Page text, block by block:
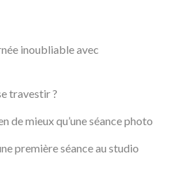
inoubliable avec
travestir ?
de mieux qu’une séance photo
première séance au studio